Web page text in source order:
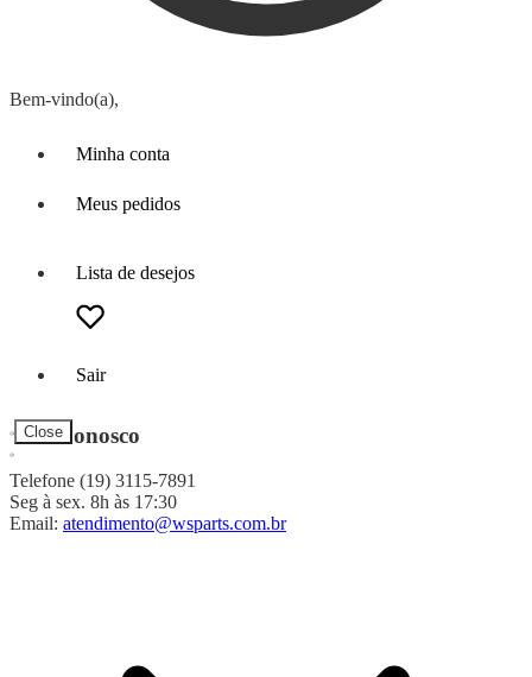
Bem-vindo(a),
Minha conta
Meus pedidos
Lista de desejos
Sair
Close
Fale Conosco
Telefone (19) 3115-7891
Seg à sex. 8h às 17:30
Email: atendimento@wsparts.com.br